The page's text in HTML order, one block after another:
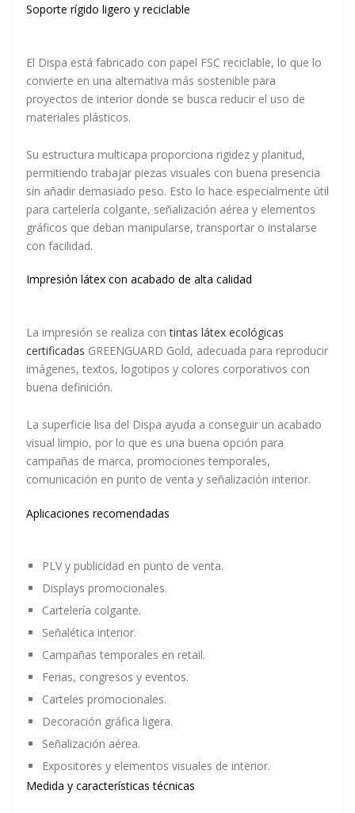
Soporte rígido ligero y reciclable
El Dispa está fabricado con papel FSC reciclable, lo que lo
convierte en una alternativa más sostenible para
proyectos de interior donde se busca reducir el uso de
materiales plásticos.
Su estructura multicapa proporciona rigidez y planitud,
permitiendo trabajar piezas visuales con buena presencia
sin añadir demasiado peso. Esto lo hace especialmente útil
para cartelería colgante, señalización aérea y elementos
gráficos que deban manipularse, transportar o instalarse
con facilidad.
Impresión látex con acabado de alta calidad
La impresión se realiza contintas látex ecológicas
certificadas GREENGUARD Gold, adecuada para reproducir
imágenes, textos, logotipos y colores corporativos con
buena definición.
La superficie lisa del Dispa ayuda a conseguir un acabado
visual limpio, por lo que es una buena opción para
campañas de marca, promociones temporales,
comunicación en punto de venta y señalización interior.
Aplicaciones recomendadas
PLV y publicidad en punto de venta.
Displays promocionales.
Cartelería colgante.
Señalética interior.
Campañas temporales en retail.
Ferias, congresos y eventos.
Carteles promocionales.
Decoración gráfica ligera.
Señalización aérea.
Expositores y elementos visuales de interior.
Medida y características técnicas